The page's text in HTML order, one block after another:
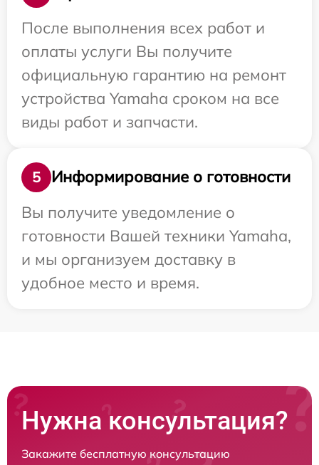
После выполнения всех работ и
оплаты услуги Вы получите
официальную гарантию на ремонт
устройства Yamaha сроком на все
виды работ и запчасти.
5
Информирование о готовности
Вы получите уведомление о
готовности Вашей техники Yamaha,
и мы организуем доставку в
удобное место и время.
Нужна консультация?
Закажите бесплатную консультацию